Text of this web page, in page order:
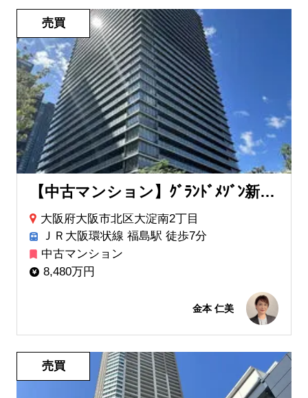
【中古マンション】ｸﾞﾗﾝﾄﾞﾒｿﾞﾝ新梅田ﾀﾜｰ THE CLUB RESIDENCE
大阪府大阪市北区大淀南2丁目
ＪＲ大阪環状線 福島駅 徒歩7分
中古マンション
8,480万円
金本 仁美
売買
売買